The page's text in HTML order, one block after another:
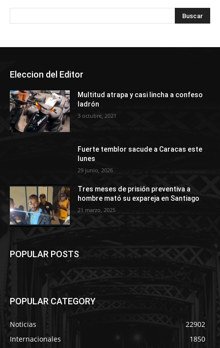
Eleccion del Editor
Multitud atrapa y casi lincha a confeso
ladrón
3 octubre, 2021
Fuerte temblor sacude a Caracas este
lunes
29 junio, 2026
Tres meses de prisión preventiva a
hombre mató su expareja en Santiago
21 marzo, 2025
POPULAR POSTS
POPULAR CATEGORY
Noticias
22902
Internacionales
1850